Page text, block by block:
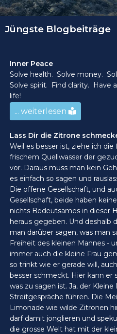
Jüngste Blogbeiträge
Inner Peace
Solve health. Solve money.
Solve spirit. Find clarity. Have
life!
... weiterlesen
Lass Dir die Zitrone
Weil es besser ist, ziehe ich
frischem Quellwasser der
vor. Daraus muss man kein
es einfach so sagen und
Die offene Gesellschaft, und
Gesellschaft, beide haben
nichts Bedeutsames in dieser
heraus gegeben. Und deshalb
man darüber sagen, was man
Freiheit des kleinen Mannes -
immer auch die kleine Frau
so trinkt wie er gerade will,
besser schmeckt. Hier kann er
was zu sagen ist. Ja, der
Streitgespräche führen. Die
Limonade wie wilde Zitronen
darf damit jonglieren und
die grosse Welt hat mit der